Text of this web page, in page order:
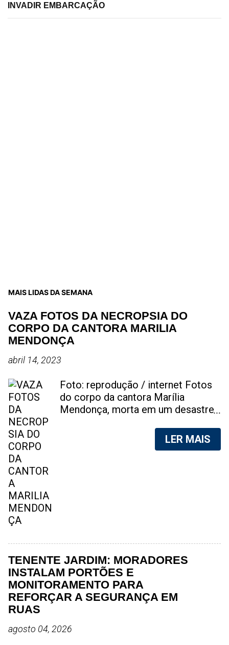
INVADIR EMBARCAÇÃO
MAIS LIDAS DA SEMANA
VAZA FOTOS DA NECROPSIA DO
CORPO DA CANTORA MARILIA
MENDONÇA
abril 14, 2023
Foto: reprodução / internet Fotos
do corpo da cantora Marília
Mendonça, morta em um desastre
foram vazadas na internet. A
divulgação de fotos do corpo de
vendendo as fotos. Cada foto, no
valor de R$20 (Vinte reais). A
assessoria da família de Marília
Mendonça, se pronunciou sobre o
caso. "Estamos todos chocados,
só em imaginar a possibilidade de
pessoas capazes de divulgar este
LER MAIS
TENENTE JARDIM: MORADORES
INSTALAM PORTÕES E
MONITORAMENTO PARA
REFORÇAR A SEGURANÇA EM
RUAS
agosto 04, 2026